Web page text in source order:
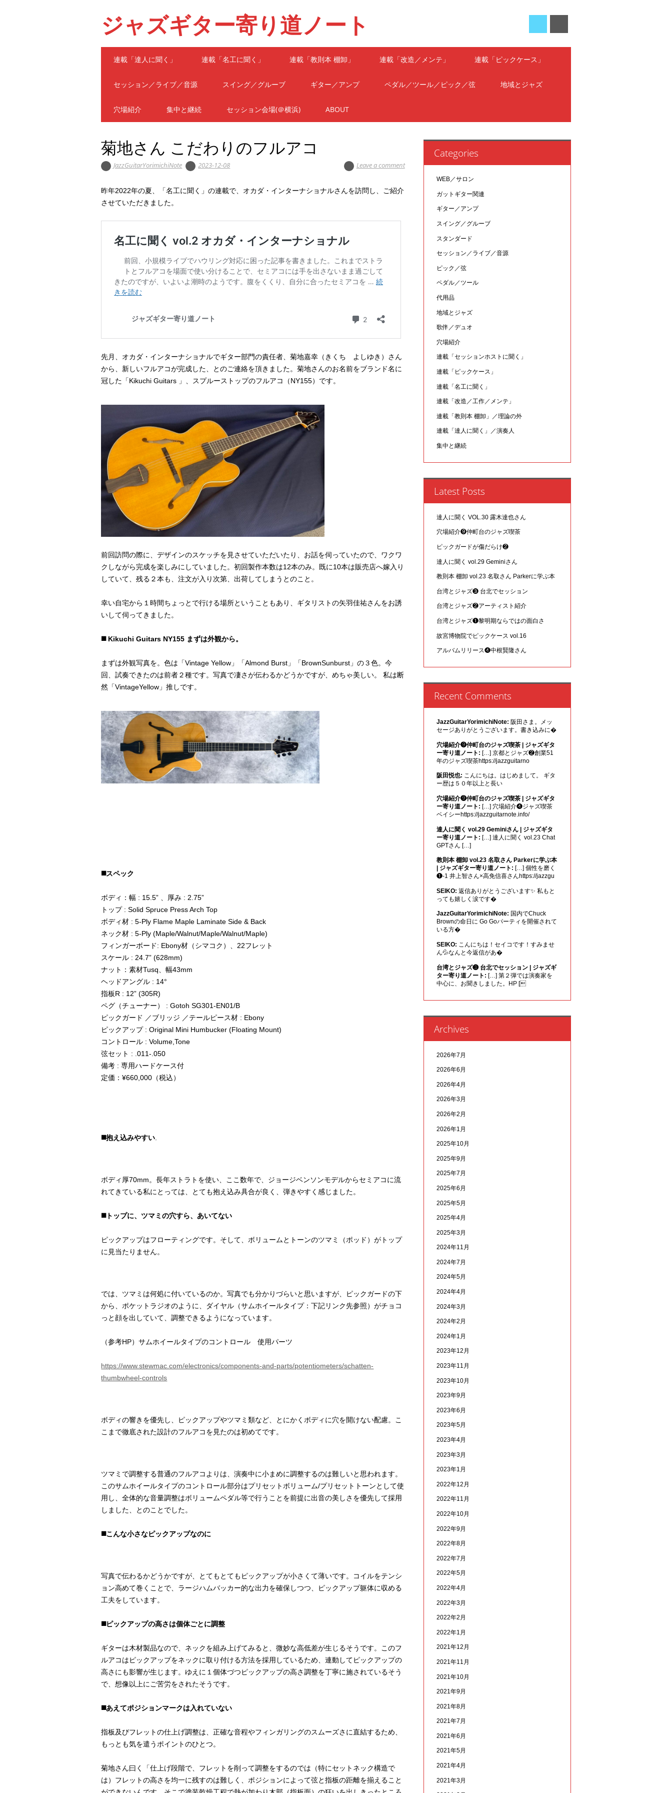
ジャズギター寄り道ノート
Main menu
連載「達人に聞く」 連載「名工に聞く」 連載「教則本 棚卸」 連載「改造／メンテ」 連載「ピックケース」
セッション／ライブ／音源 スイング／グルーブ ギター／アンプ ペダル／ツール／ピック／弦 地域とジャズ
穴場紹介 集中と継続 セッション会場(＠横浜) ABOUT
菊地さん こだわりのフルアコ
JazzGuitarYorimichiNote 2023-12-08 Leave a comment
昨年2022年の夏、「名工に聞く」の連載で、オカダ・インターナショナルさんを訪問し、ご紹介
させていただきました。
先月、オカダ・インターナショナルでギター部門の責任者、菊地嘉幸（きくち よしゆき）さん
から、新しいフルアコが完成した、とのご連絡を頂きました。菊地さんのお名前をブランド名に
冠した「Kikuchi Guitars 」、スプルーストップのフルアコ（NY155）です。
前回訪問の際に、デザインのスケッチを見させていただいたり、お話を伺っていたので、ワクワ
クしながら完成を楽しみにしていました。初回製作本数は12本のみ。既に10本は販売店へ嫁入り
していて、残る２本も、注文が入り次第、出荷してしまうとのこと。
幸い自宅から１時間ちょっとで行ける場所ということもあり、ギタリストの矢羽佳祐さんをお誘
いして伺ってきました。
◼️ Kikuchi Guitars NY155 まずは外観から。
まずは外観写真を。色は「Vintage Yellow」「Almond Burst」「BrownSunburst」の３色。今
回、試奏できたのは前者２種です。写真で凄さが伝わるかどうかですが、めちゃ美しい。 私は断
然「VintageYellow」推しです。
◼️スペック
ボディ：幅 : 15.5” 、厚み : 2.75”
トップ : Solid Spruce Press Arch Top
ボディ材 : 5-Ply Flame Maple Laminate Side & Back
ネック材 : 5-Ply (Maple/Walnut/Maple/Walnut/Maple)
フィンガーボード: Ebony材（シマコク）、22フレット
スケール : 24.7” (628mm)
ナット：素材Tusq、幅43mm
ヘッドアングル : 14°
指板R : 12” (305R)
ペグ（チューナー） : Gotoh SG301-EN01/B
ピックガード ／ブリッジ ／テールピース材 : Ebony
ピックアップ : Original Mini Humbucker (Floating Mount)
コントロール : Volume,Tone
弦セット : .011-.050
備考 : 専用ハードケース付
定価：¥660,000（税込）
◼️抱え込みやすい
ボディ厚70mm。長年ストラトを使い、ここ数年で、ジョージベンソンモデルからセミアコに流
れてきている私にとっては、とても抱え込み具合が良く、弾きやすく感じました。
◼️トップに、ツマミの穴すら、あいてない
ピックアップはフローティングです。そして、ボリュームとトーンのツマミ（ポッド）がトップ
に見当たりません。
では、ツマミは何処に付いているのか。写真でも分かりづらいと思いますが、ピックガードの下
から、ポケットラジオのように、ダイヤル（サムホイールタイプ：下記リンク先参照）がチョコ
っと顔を出していて、調整できるようになっています。
（参考HP）サムホイールタイプのコントロール 使用パーツ
https://www.stewmac.com/electronics/components-and-parts/potentiometers/schatten-
thumbwheel-controls
ボディの響きを優先し、ピックアップやツマミ類など、とにかくボディに穴を開けない配慮。こ
こまで徹底された設計のフルアコを見たのは初めてです。
ツマミで調整する普通のフルアコよりは、演奏中に小まめに調整するのは難しいと思われます。
このサムホイールタイプのコントロール部分はプリセットボリューム/プリセットトーンとして使
用し、全体的な音量調整はボリュームペダル等で行うことを前提に出音の美しさを優先して採用
しました、とのことでした。
◼️こんな小さなピックアップなのに
写真で伝わるかどうかですが、とてもとてもピックアップが小さくて薄いです。コイルをテンシ
ョン高めて巻くことで、ラージハムバッカー的な出力を確保しつつ、ピックアップ躯体に収める
工夫をしています。
◼️ピックアップの高さは個体ごとに調整
ギターは木材製品なので、ネックを組み上げてみると、微妙な高低差が生じるそうです。このフ
ルアコはピックアップをネックに取り付ける方法を採用しているため、連動してピックアップの
高さにも影響が生じます。ゆえに１個体づつピックアップの高さ調整を丁寧に施されているそう
で、想像以上にご苦労をされたそうです。
◼️あえてポジションマークは入れていない
指板及びフレットの仕上げ調整は、正確な音程やフィンガリングのスムーズさに直結するため、
もっとも気を遣うポイントのひとつ。
菊地さん曰く「仕上げ段階で、フレットを削って調整をするのでは（特にセットネック構造で
は）フレットの高さを均一に残すのは難しく、ポジションによって弦と指板の距離を揃えること
Categories
WEB／サロン
ガットギター関連
ギター／アンプ
スイング／グルーブ
スタンダード
セッション／ライブ／音源
ピック／弦
ペダル／ツール
代用品
地域とジャズ
歌伴／デュオ
穴場紹介
連載「セッションホストに聞く」
連載「ピックケース」
連載「名工に聞く」
連載「改造／工作／メンテ」
連載「教則本 棚卸」／理論の外
連載「達人に聞く」／演奏人
集中と継続
Latest Posts
達人に聞く VOL.30 露木達也さん
穴場紹介❾仲町台のジャズ喫茶
ピックガードが傷だらけ❷
達人に聞く vol.29 Geminiさん
教則本 棚卸 vol.23 名取さん Parkerに学ぶ本
台湾とジャズ❸ 台北でセッション
台湾とジャズ❷アーティスト紹介
台湾とジャズ❶黎明期ならではの面白さ
故宮博物院でピックケース vol.16
アルバムリリース❹中根賢隆さん
Recent Comments
JazzGuitarYorimichiNote: 阪田さま。メッ
セージありがとうございます。書き込みに�
穴場紹介❾仲町台のジャズ喫茶 | ジャズギタ
ー寄り道ノート: […] 京都とジャズ❷創業51
年のジャズ喫茶https://jazzguitarno
阪田悦也: こんにちは。はじめまして。 ギタ
ー歴は５０年以上と長い
穴場紹介❾仲町台のジャズ喫茶 | ジャズギタ
ー寄り道ノート: […] 穴場紹介❹ジャズ喫茶
ベイシーhttps://jazzguitarnote.info/
達人に聞く vol.29 Geminiさん | ジャズギタ
ー寄り道ノート: […] 達人に聞く vol.23 Chat
GPTさん […]
教則本 棚卸 vol.23 名取さん Parkerに学ぶ本
| ジャズギター寄り道ノート: […] 個性を磨く
❶-1 井上智さん×高免信喜さんhttps://jazzgu
SEIKO: 返信ありがとうございます✨ 私もと
っても嬉しく涙です�
JazzGuitarYorimichiNote: 国内でChuck
Brownの命日に Go Goパーティを開催されて
いる方�
SEIKO: こんにちは！セイコです！すみませ
ん💦なんと今返信があ�
台湾とジャズ❸ 台北でセッション | ジャズギ
ター寄り道ノート: […] 第２弾では演奏家を
中心に、お聞きしました。HP [
Archives
2026年7月
2026年6月
2026年4月
2026年3月
2026年2月
2026年1月
2025年10月
2025年9月
2025年7月
2025年6月
2025年5月
2025年4月
2025年3月
2024年11月
2024年7月
2024年5月
2024年4月
2024年3月
2024年2月
2024年1月
2023年12月
2023年11月
2023年10月
2023年9月
2023年6月
2023年5月
2023年4月
2023年3月
2023年1月
2022年12月
2022年11月
2022年10月
2022年9月
2022年8月
2022年7月
2022年5月
2022年4月
2022年3月
2022年2月
2022年1月
2021年12月
2021年11月
2021年10月
2021年9月
2021年8月
2021年7月
2021年6月
2021年5月
2021年4月
2021年3月